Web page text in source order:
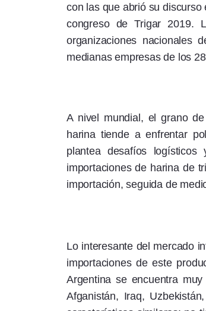
con las que abrió su discurso
congreso de Trigar 2019.
organizaciones nacionales
medianas empresas de los
A nivel mundial, el grano
harina tiende a enfrentar
plantea desafíos
importaciones de harina de
importación, seguida de
Lo interesante del mercado
importaciones de este
Argentina se encuentra
Afganistán, Iraq,